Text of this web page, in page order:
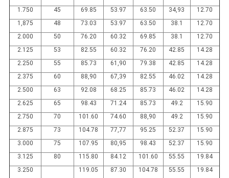
1.750
45 69.85 53.97 63.50 34,93
12.70
1,875
48 73.03 53.97 63.50 38.1
12.70
2.000
50 76.20 60.32 69.85 38.1
12.70
2.125
53 82.55 60.32 76.20 42.85
14.28
2.250
55 85.73 61,90 79.38 42.85
14.28
2.375
60 88,90 67,39 82.55 46.02
14.28
2.500
63 92.08 68.25 85.73 46.02
14.28
2.625
65 98.43 71.24 85.73 49.2
15.90
2.750
70 101.60 74.60 88,90 49.2
15.90
2.875
73 104.78 77,77 95.25 52.37
15.90
3.000
75 107.95 80,95 98.43 52.37
15.90
3.125
80 115.80 84.12 101.60 55.55
19.84
3.250
119.05 87.30 104.78 55.55
19.84